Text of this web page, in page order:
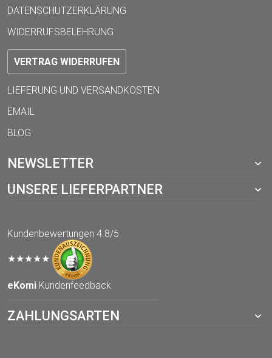
DATENSCHUTZERKLÄRUNG
WIDERRUFSBELEHRUNG
VERTRAG WIDERRUFEN
LIEFERUNG UND VERSANDKOSTEN
EMAIL
BLOG
NEWSLETTER
UNSERE LIEFERPARTNER
Kundenbewertungen 4.8/5
★★★★★
eKomi Kundenfeedback
ZAHLUNGSARTEN